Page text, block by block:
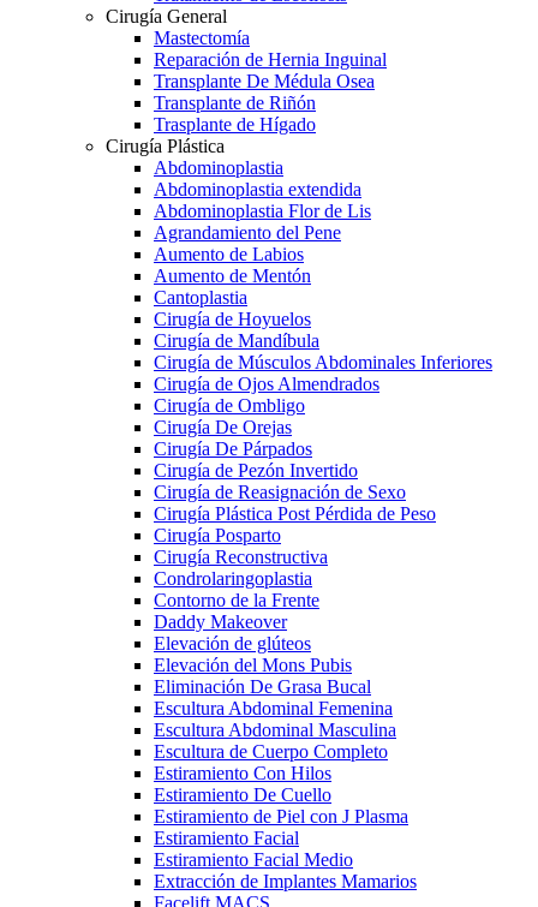
Cirugía General
Mastectomía
Reparación de Hernia Inguinal
Transplante De Médula Osea
Transplante de Riñón
Trasplante de Hígado
Cirugía Plástica
Abdominoplastia
Abdominoplastia extendida
Abdominoplastia Flor de Lis
Agrandamiento del Pene
Aumento de Labios
Aumento de Mentón
Cantoplastia
Cirugía de Hoyuelos
Cirugía de Mandíbula
Cirugía de Músculos Abdominales Inferiores
Cirugía de Ojos Almendrados
Cirugía de Ombligo
Cirugía De Orejas
Cirugía De Párpados
Cirugía de Pezón Invertido
Cirugía de Reasignación de Sexo
Cirugía Plástica Post Pérdida de Peso
Cirugía Posparto
Cirugía Reconstructiva
Condrolaringoplastia
Contorno de la Frente
Daddy Makeover
Elevación de glúteos
Elevación del Mons Pubis
Eliminación De Grasa Bucal
Escultura Abdominal Femenina
Escultura Abdominal Masculina
Escultura de Cuerpo Completo
Estiramiento Con Hilos
Estiramiento De Cuello
Estiramiento de Piel con J Plasma
Estiramiento Facial
Estiramiento Facial Medio
Extracción de Implantes Mamarios
Facelift MACS